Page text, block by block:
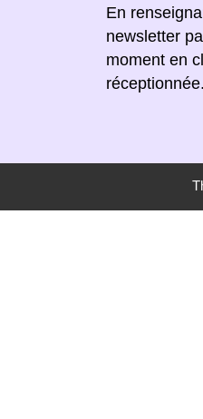
En
newsletter
moment en
réceptionnée.